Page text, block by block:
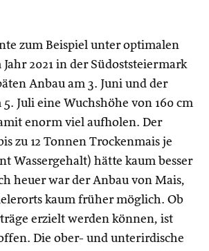
zum Beispiel unter optimalen
2021 in der Südoststeiermark
Anbau am 3. Juni und der
Juli eine Wuchshöhe von 160 cm
enorm viel aufholen. Der
zu 12 Tonnen Trockenmais je
Wassergehalt) hätte kaum besser
heuer war der Anbau von Mais,
kaum früher möglich. Ob
erzielt werden können, ist
Die ober- und unterirdische